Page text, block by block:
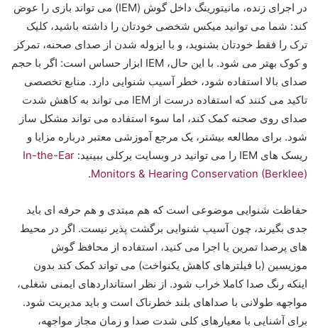
در اجرای زنده، مانیتورینگ داخل گوش (IEM) می تواند بازی را عوض
کند: شما می توانید میکس شخصی خودتان را داشته باشید، کلیک
ترک را فقط خودتان بشنوید، و با ایزوله شدن از صدای صحنه، تمرکز
و کوک بهتر می شود. با این حال، IEM ابزار حساس است: اگر با حجم
صدای بالا استفاده شود، خطر آسیب شنوایی دارد. منابع تخصصی
تاکید می کنند که استفاده درست از IEM می تواند به کاهش شدت
صدای روی صحنه کمک کند، اما سوء استفاده می تواند مشکل ساز
شود. برای مطالعه بیشتر، یک مرجع آموزشی معتبر درباره مزایا و
ریسک های IEM را می توانید در وبسایت برکلی ببینید:
In-the-Ear
Monitors & Hearing Conservation (Berklee)
.
حفاظت شنوایی موضوعی است که هم مبتدی و هم حرفه ای باید
جدی بگیرند، چون آسیب شنوایی برگشت پذیر نیست. اگر در محیط
های پرصدا تمرین یا اجرا می کنید، استفاده از محافظ گوش
موزیسین (با فیلترهای کاهش یکنواخت) می تواند کمک کند بدون
اینکه رنگ صدا کاملا خراب شود. از نظر استانداردهای ایمنی شغلی،
مواجهه طولانی با صداهای بلند خطرناک است و باید مدیریت شود.
برای آشنایی با معیارهای کلی شدت صدا و زمان مجاز مواجهه،